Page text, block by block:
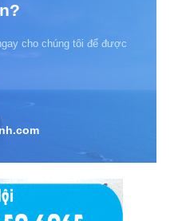
cho chúng tôi để được